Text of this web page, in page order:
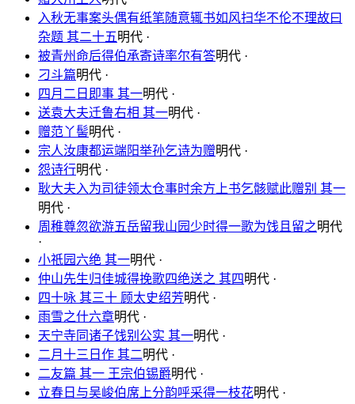
入秋无事案头偶有纸笔随意辄书如风扫华不伦不理故曰
杂题 其二十五明代 ·
被青州命后得伯承寄诗率尔有答明代 ·
刁斗篇明代 ·
四月二日即事 其一明代 ·
送袁大夫迁鲁右相 其一明代 ·
赠范丫髻明代 ·
宗人汝康都运端阳举孙乞诗为赠明代 ·
怨诗行明代 ·
耿大夫入为司徒领太仓事时余方上书乞骸赋此赠别 其一
明代 ·
周稚尊忽欲游五岳留我山园少时得一歌为饯且留之明代
·
小祇园六绝 其一明代 ·
仲山先生归佳城得挽歌四绝送之 其四明代 ·
四十咏 其三十 顾太史绍芳明代 ·
雨雪之什六章明代 ·
天宁寺同诸子饯别公实 其一明代 ·
二月十三日作 其二明代 ·
二友篇 其一 王宗伯锡爵明代 ·
立春日与吴峻伯席上分韵呼采得一枝花明代 ·